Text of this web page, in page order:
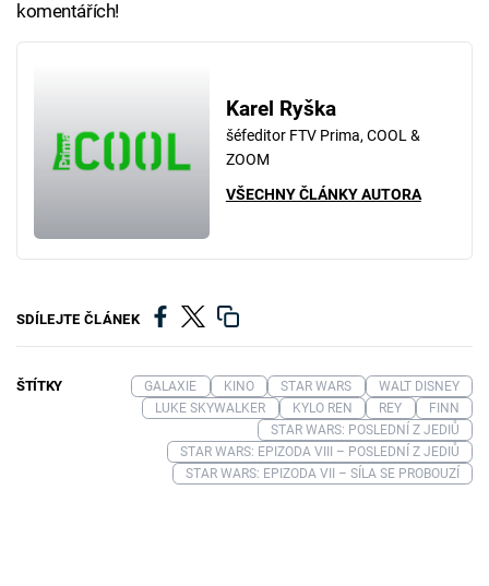
komentářích!
Karel Ryška
šéfeditor FTV Prima, COOL &
ZOOM
VŠECHNY ČLÁNKY AUTORA
SDÍLEJTE ČLÁNEK
ŠTÍTKY GALAXIE KINO STAR WARS
WALT DISNEY
LUKE SKYWALKER
KYLO REN REY
FINN
STAR WARS: POSLEDNÍ Z JEDIŮ
STAR WARS: EPIZODA VIII – POSLEDNÍ Z JEDIŮ
STAR WARS: EPIZODA VII – SÍLA SE PROBOUZÍ